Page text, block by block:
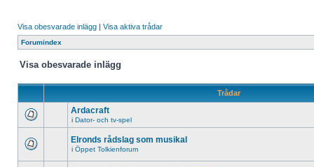
Visa obesvarade inlägg | Visa aktiva trådar
Forumindex
Visa obesvarade inlägg
Trådar
Ardacraft
i Dator- och tv-spel
Elronds rådslag som musikal
i Öppet Tolkienforum